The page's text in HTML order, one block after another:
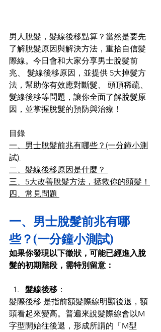
男人脫髮，髮線後移點算？當然是要先
了解脫髮原因與解決方法，重拾自信髮
際線。今日會和大家分享男士脫髮前
兆、 髮線後移原因，並提供 5大掉髮方
法，幫助你有效應對斷髮、 頭頂稀疏、
髮線後移等問題，讓你全面了解脫髮原
因，並掌握脫髮的預防與治療！
目錄
一、男士脫髮前兆有哪些？(一分鐘小測
試)
二、髮線後移原因是什麼？
三、5大改善脫髮方法，拯救你的頭髮！
四、常見問題
一、男士脫髮前兆有哪
些？(一分鐘小測試)
如果你發現以下徵狀，可能已經進入脫
髮的初期階段，需特別留意：
髮線後移 ：
髮際後移 是指前額髮際線明顯後退，額
頭看起來變高。普遍來說髮際線會以M
字型開始往後退，形成所謂的「M型